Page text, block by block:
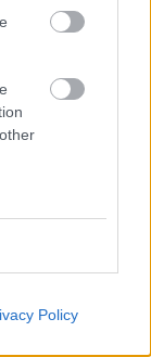
Policy